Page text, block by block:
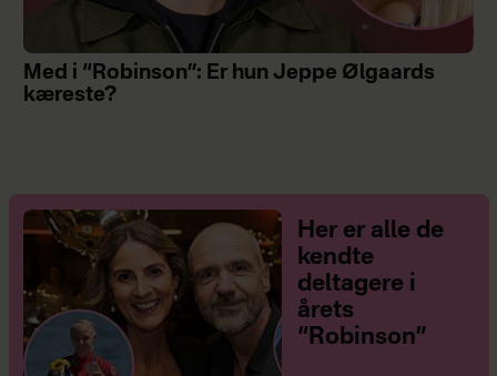
Med i “Robinson”: Er hun Jeppe Ølgaards
kæreste?
Her er alle de
kendte
deltagere i
årets
“Robinson”